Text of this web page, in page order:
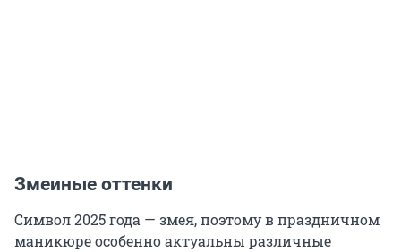
Змеиные оттенки
Символ 2025 года — змея, поэтому в праздничном
маникюре особенно актуальны различные